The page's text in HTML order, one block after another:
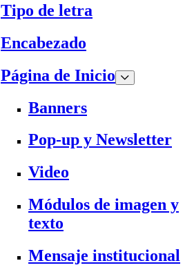
Tipo de letra
Encabezado
Página de Inicio
Banners
Pop-up y Newsletter
Video
Módulos de imagen y
texto
Mensaje institucional